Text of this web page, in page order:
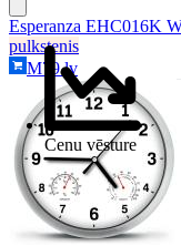
Cenu vēsture
Esperanza EHC016K
pulkstenis
M79.lv